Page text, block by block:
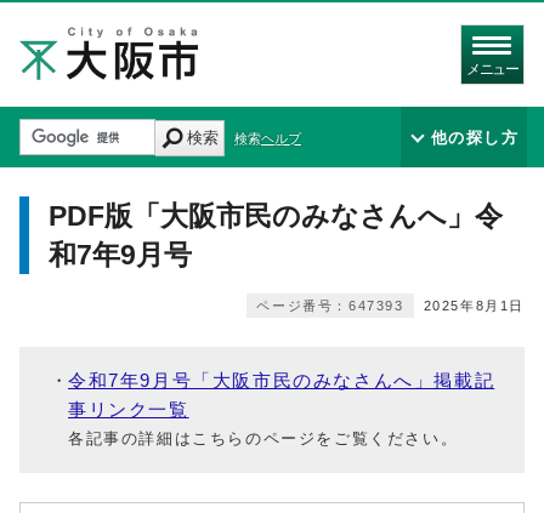
メニュー
検索 検索ヘルプ 他の探し方
PDF版「大阪市民のみなさんへ」令
和7年9月号
2025年8月1日
ページ番号：647393
令和7年9月号「大阪市民のみなさんへ」掲載記
事リンク一覧
各記事の詳細はこちらのページをご覧ください。